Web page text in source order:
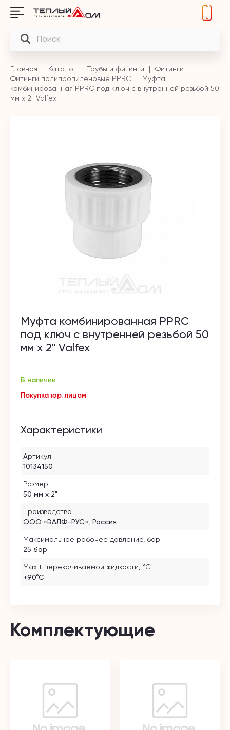
Главная Каталог Трубы и фитинги
Фитинги
Фитинги полипропиленовые PPRC
Муфта
комбинированная PPRC под ключ с внутренней резьбой 50
мм х 2" Valfex
Муфта комбинированная PPRC
под ключ с внутренней резьбой 50
мм х 2" Valfex
В наличии
Покупка юр. лицом
Характеристики
Артикул
10134150
Размер
50 мм х 2"
Производство
ООО «ВАЛФ-РУС», Россия
Максимальное рабочее давление, бар
25 бар
Max t перекачиваемой жидкости, °C
+90°С
Комплектующие